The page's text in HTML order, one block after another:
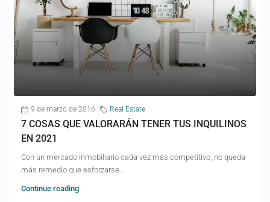
9 de marzo de 2016 Real Estate
7 COSAS QUE VALORARÁN TENER TUS INQUILINOS
EN 2021
Con un mercado inmobiliario cada vez más competitivo, no queda
más remedio que esforzarse...
Continue reading